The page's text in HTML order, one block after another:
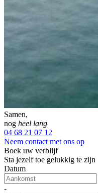
Samen,
nog heel lang
04 68 21 07 12
Neem contact met ons op
Boek uw verblijf
Sta jezelf toe gelukkig te zijn
Datum
-